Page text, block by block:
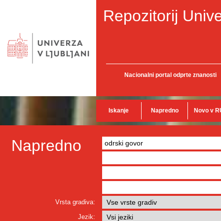
Repozitorij
Nacionalni portal odprte znanosti
Iskanje Napredno Novo v
Napredno
Vrsta gradiva:
Jezik: